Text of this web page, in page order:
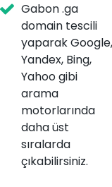
Gabon .ga
domain tescili
yaparak Google,
Yandex, Bing,
Yahoo gibi
arama
motorlarında
daha üst
sıralarda
çıkabilirsiniz.